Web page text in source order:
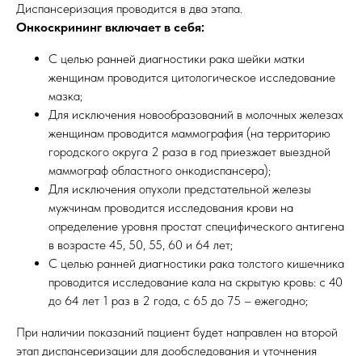
Диспансеризация проводится в два этапа.
Онкоскрининг включает в себя:
С целью ранней диагностики рака шейки матки
женщинам проводится цитологическое исследование
мазка;
Для исключения новообразований в молочных железах
женщинам проводится маммография (на территорию
городского округа 2 раза в год приезжает выездной
маммограф областного онкодиспансера);
Для исключения опухоли предстательной железы
мужчинам проводится исследования крови на
определение уровня простат специфического антигена
в возрасте 45, 50, 55, 60 и 64 лет;
С целью ранней диагностики рака толстого кишечника
проводится исследование кала на скрытую кровь: с 40
до 64 лет 1 раз в 2 года, с 65 до 75 – ежегодно;
При наличии показаний пациент будет направлен на второй
этап диспансеризации для дообследования и уточнения